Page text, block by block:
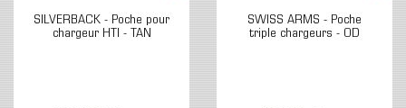
SILVERBACK - Poche pour
chargeur HTI - TAN
SWISS ARMS - Poche
triple chargeurs - OD